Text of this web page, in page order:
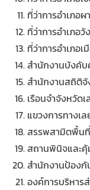
ที่ว่าการอำเภอผ
ที่ว่าการอำเภอ
ที่ว่าการอำเภอเ
สำนักงานบังคั
สำนักงานสถิติจั
เรือนจำจังหวัดเ
แขวงการทางเล
สรรพสามิตพื้น
สถานพินิจและคุ้
สำนักงานป้องกั
องค์การบริหาร